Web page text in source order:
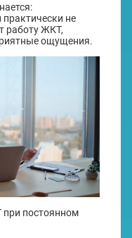
не
работу ЖКТ,
ощущения.
постоянном